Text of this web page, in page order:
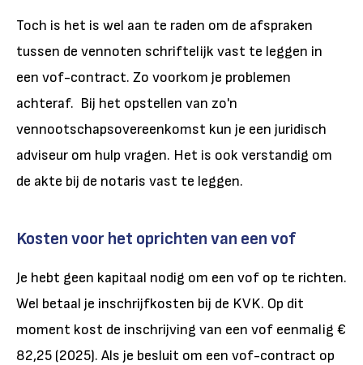
Toch is het is wel aan te raden om de afspraken
tussen de vennoten schriftelijk vast te leggen in
een vof-contract. Zo voorkom je problemen
achteraf. Bij het opstellen van zo'n
vennootschapsovereenkomst kun je een juridisch
adviseur om hulp vragen. Het is ook verstandig om
de akte bij de notaris vast te leggen.
Kosten voor het oprichten van een vof
Je hebt geen kapitaal nodig om een vof op te richten.
Wel betaal je inschrijfkosten bij de KVK. Op dit
moment kost de inschrijving van een vof eenmalig €
82,25 (2025). Als je besluit om een vof-contract op